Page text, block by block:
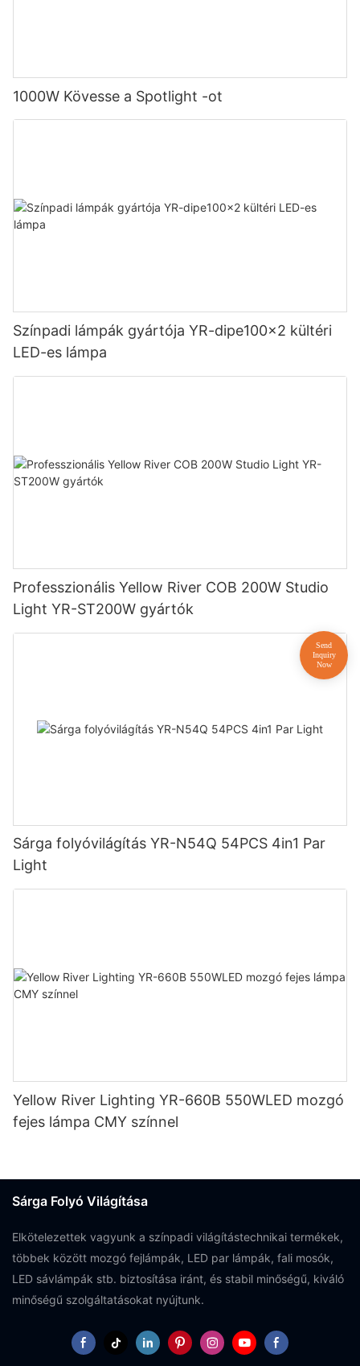
1000W Kövesse a Spotlight -ot
Színpadi lámpák gyártója YR-dipe100x2 kültéri
LED-es lámpa
Professzionális Yellow River COB 200W Studio
Light YR-ST200W gyártók
Sárga folyóvilágítás YR-N54Q 54PCS 4in1 Par
Light
Yellow River Lighting YR-660B 550WLED mozgó
fejes lámpa CMY színnel
Sárga Folyó Világítása
Elkötelezettek vagyunk a színpadi világítástechnikai termékek,
többek között mozgó fejlámpák, LED par lámpák, fali mosók,
LED sávlámpák stb. biztosítása iránt, és stabil minőségű, kiváló
minőségű szolgáltatásokat nyújtunk.